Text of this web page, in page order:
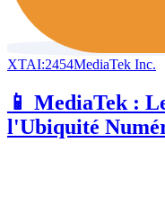
XTAI:2454MediaTek Inc.
📱 MediaTek :
l'Ubiquité